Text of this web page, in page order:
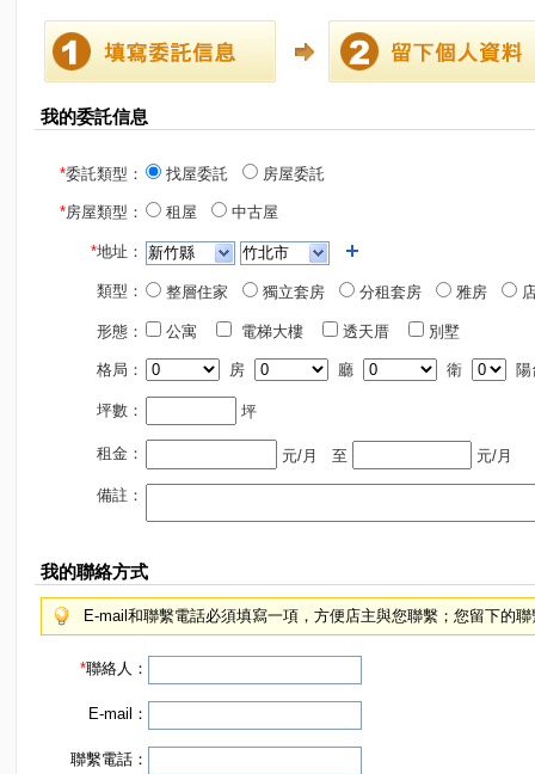
我的委託信息
*委託類型： 找屋委託 房屋委託
*房屋類型： 租屋 中古屋
*地址：
類型： 整層住家 獨立套房 分租套房 雅房
形態： 公寓 電梯大樓 透天厝 別墅
格局： 房 廳 衛 陽
坪數： 坪
租金： 元/月 至 元/月
備註：
我的聯絡方式
E-mail和聯繫電話必須填寫一項，方便店主與您聯繫；您留下的
*聯絡人：
E-mail：
聯繫電話：